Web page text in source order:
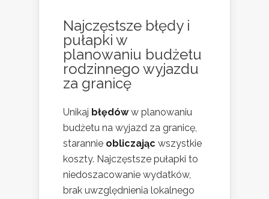
Najczęstsze błędy i
pułapki w
planowaniu budżetu
rodzinnego wyjazdu
za granicę
Unikaj błędóww planowaniu
budżetu na wyjazd za granicę,
starannie obliczając wszystkie
koszty. Najczęstsze pułapki to
niedoszacowanie wydatków,
brak uwzględnienia lokalnego